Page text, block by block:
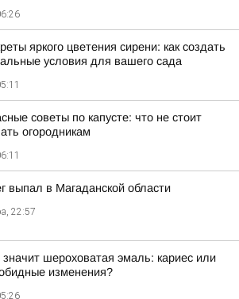
яркого цветения сирени: как создать
условия для вашего сада
советы по капусте: что не стоит
огородникам
выпал в Магаданской области
22:57
значит шероховатая эмаль: кариес или
изменения?